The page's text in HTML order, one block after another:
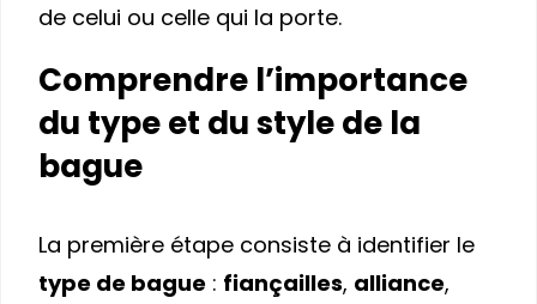
de celui ou celle qui la porte.
Comprendre l’importance
du type et du style de la
bague
La première étape consiste à identifier le
type de bague : fiançailles, alliance,